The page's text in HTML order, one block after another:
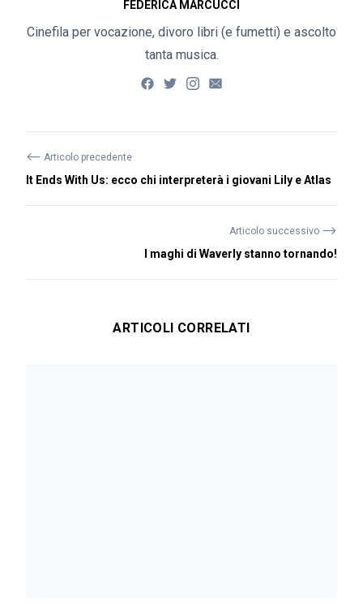
FEDERICA MARCUCCI
Cinefila per vocazione, divoro libri (e fumetti) e ascolto
tanta musica.
⟵ Articolo precedente
It Ends With Us: ecco chi interpreterà i giovani Lily e Atlas
Articolo successivo ⟶
I maghi di Waverly stanno tornando!
ARTICOLI CORRELATI